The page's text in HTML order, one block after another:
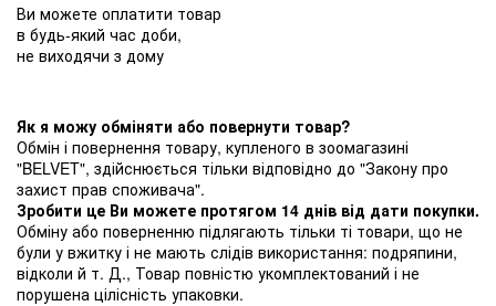
Ви можете оплатити товар
в будь-який час доби,
не виходячи з дому
Як я можу обміняти або повернути товар?
Обмін і повернення товару, купленого в зоомагазині
"BELVET", здійснюється тільки відповідно до "Закону про
захист прав споживача".
Зробити це Ви можете протягом 14 днів від дати покупки.
Обміну або поверненню підлягають тільки ті товари, що не
були у вжитку і не мають слідів використання: подряпини,
відколи й т. Д., Товар повністю укомплектований і не
порушена цілісність упаковки.